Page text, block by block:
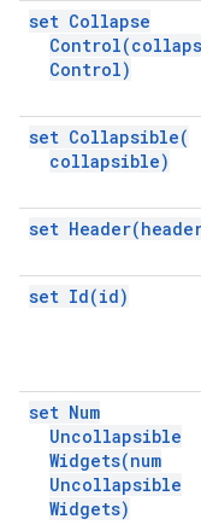
set Collapse
Control(
Control)
set Collapsible(
collapsible)
set Header(
set Id(id)
set Num
Uncollapsible
Widgets(num
Uncollapsible
Widgets)